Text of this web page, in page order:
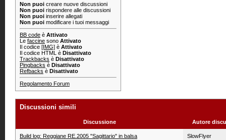
Non puoi creare nuove discussioni
Non puoi rispondere alle discussioni
Non puoi inserire allegati
Non puoi modificare i tuoi messaggi
BB code è Attivato
Le faccine sono Attivato
Il codice [IMG] è Attivato
Il codice HTML è Disattivato
Trackbacks è Disattivato
Pingbacks è Disattivato
Refbacks è Disattivato
Regolamento Forum
Discussioni simili
Discussione Autore
Build log: Reggiane RE.2005 "Sagittario" in balsa SlowFlyer